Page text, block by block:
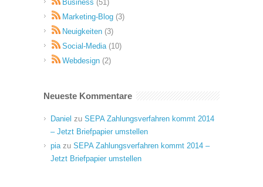
Business (51)
Marketing-Blog (3)
Neuigkeiten (3)
Social-Media(10)
Webdesign (2)
Neueste Kommentare
Daniel zu SEPA Zahlungsverfahren kommt 2014
– Jetzt Briefpapier umstellen
piazu SEPA Zahlungsverfahren kommt 2014 –
Jetzt Briefpapier umstellen